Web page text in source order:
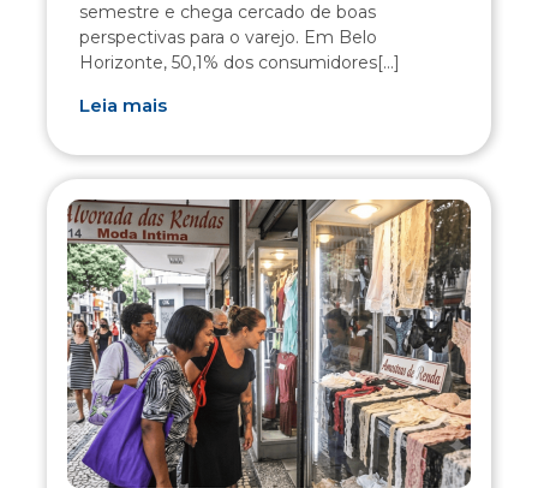
semestre e chega cercado de boas
perspectivas para o varejo. Em Belo
Horizonte, 50,1% dos consumidores[...]
Leia mais